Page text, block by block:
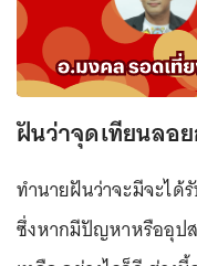
ฝันว่าจุดเทียนลอ
ทำนายฝันว่าจะมีจะได้
ซึ่งหากมีปัญหาหรืออุป